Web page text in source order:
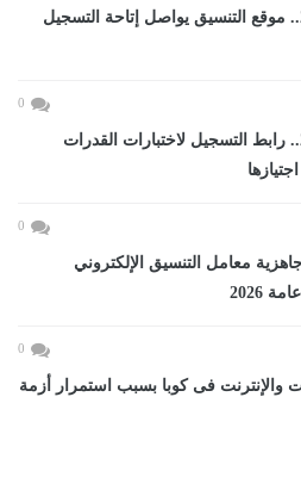
تنسيق الجامعات 2026.. موقع التنسيق يواصل إتاحة التسجيل
0
تنسيق الجامعات 2026.. رابط التسجيل لاختبارات القدرات
0
معامل التنسيق الإلكتروني
2026
0
والإنترنت فى كوبا بسبب استمرار أزمة